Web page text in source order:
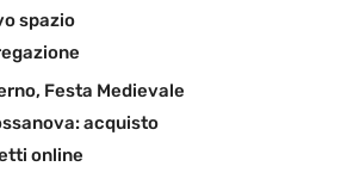
spazio
Festa Medievale
acquisto
online